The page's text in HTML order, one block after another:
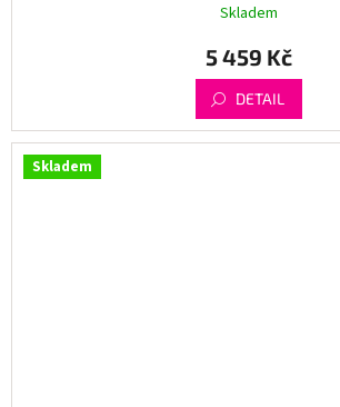
Skladem
5 459 Kč
DETAIL
Skladem